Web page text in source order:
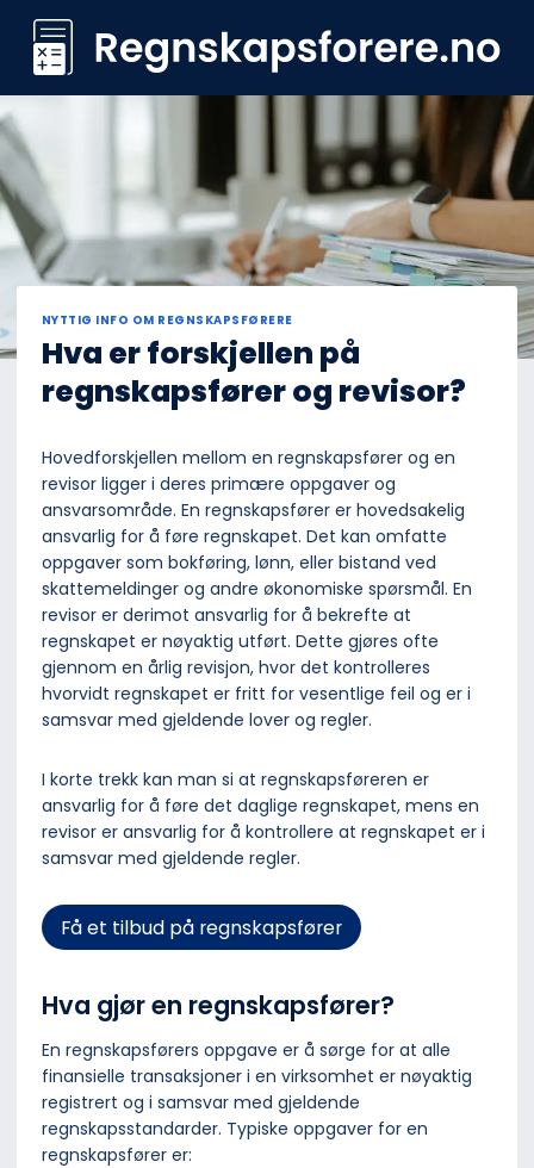
content
NYTTIG INFO OM REGNSKAPSFØRERE
Hva er forskjellen på
regnskapsfører og revisor?
Hovedforskjellen mellom en regnskapsfører og en
revisor ligger i deres primære oppgaver og
ansvarsområde. En regnskapsfører er hovedsakelig
ansvarlig for å føre regnskapet. Det kan omfatte
oppgaver som bokføring, lønn, eller bistand ved
skattemeldinger og andre økonomiske spørsmål. En
revisor er derimot ansvarlig for å bekrefte at
regnskapet er nøyaktig utført. Dette gjøres ofte
gjennom en årlig revisjon, hvor det kontrolleres
hvorvidt regnskapet er fritt for vesentlige feil og er i
samsvar med gjeldende lover og regler.
I korte trekk kan man si at regnskapsføreren er
ansvarlig for å føre det daglige regnskapet, mens en
revisor er ansvarlig for å kontrollere at regnskapet er i
samsvar med gjeldende regler.
Få et tilbud på regnskapsfører
Hva gjør en regnskapsfører?
En regnskapsførers oppgave er å sørge for at alle
finansielle transaksjoner i en virksomhet er nøyaktig
registrert og i samsvar med gjeldende
regnskapsstandarder. Typiske oppgaver for en
regnskapsfører er: